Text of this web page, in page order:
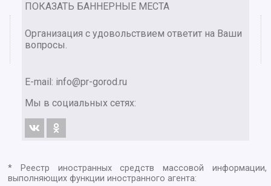
ПОКАЗАТЬ БАННЕРНЫЕ МЕСТА
Организация с удовольствием ответит на Ваши
вопросы.
E-mail: info@pr-gorod.ru
Мы в социальных сетях:
* Реестр иностранных средств массовой информации,
выполняющих функции иностранного агента: